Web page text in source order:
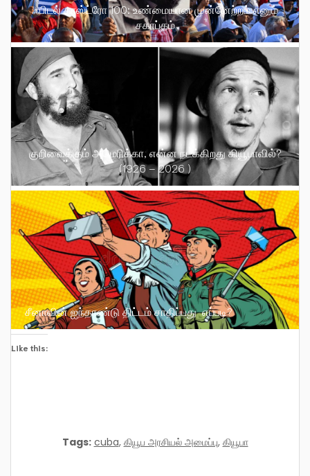
ஃபிடல் காஸ்ட்ரோ 100: உண்மையான முன்னேற்றம் எனும்
சகாப்தம்
குறிவைக்கும் அமெரிக்கா, என்ன நடக்கிறது கியூபாவில்?
(1926 – 2026 )
சீனாவின் ஐந்தாண்டு திட்டம் சாதிப்பது எப்படி?
Like this:
Tags: cuba, கியூப அரசியல் அமைப்பு, கியூபா